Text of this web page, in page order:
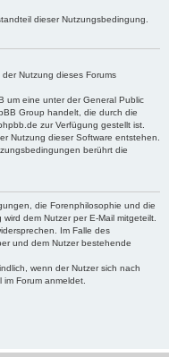
dieser Nutzungsbedingung.
Nutzung dieses Forums
um eine unter der General Public
Group handelt, die durch die
zur Verfügung gestellt ist.
Nutzung dieser Software entstehen.
berührt die
die Forenphilosophie und die
dem Nutzer per E-Mail mitgeteilt.
Im Falle des
und dem Nutzer bestehende
wenn der Nutzer sich nach
Forum anmeldet.